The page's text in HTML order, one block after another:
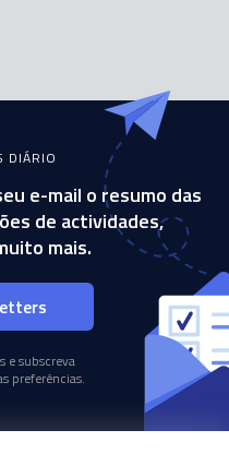
DIÁRIO
e-mail o resumo das
de actividades,
mais.
e subscreva
preferências.